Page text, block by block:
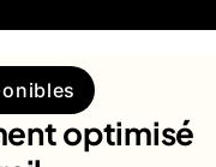
optimisé